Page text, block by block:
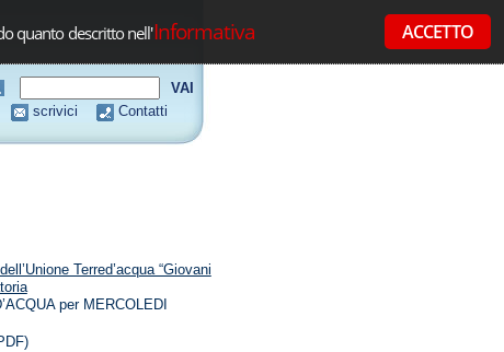
quanto descritto nell'Informativa ACCETTO
scrivici Contatti
Terred’acqua “Giovani
per MERCOLEDI